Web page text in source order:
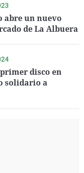
abre un nuevo
de La Albuera
disco en
solidario a